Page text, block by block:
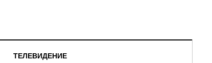
ТЕЛЕВИДЕНИЕ